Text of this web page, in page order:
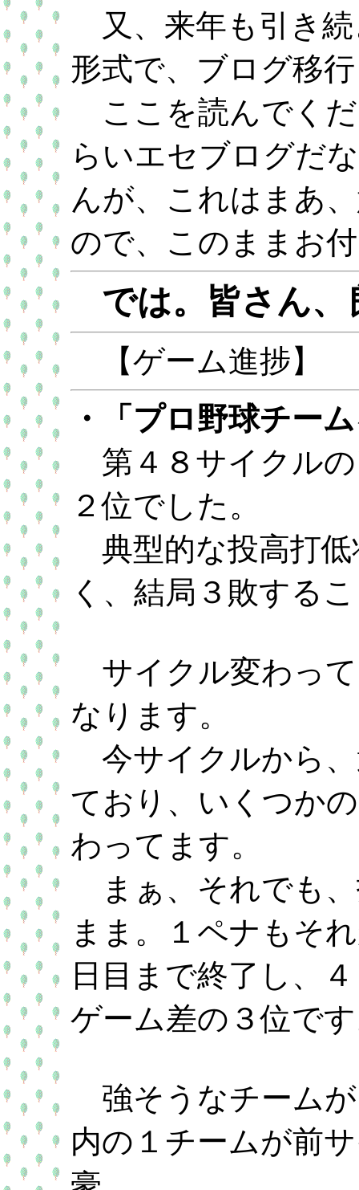
又、来年も引き
形式で、ブログ移
ここを読んでく
らいエセブログだ
んが、これはまあ
ので、このままお
では。皆さん、
【ゲーム進捗】
・「プロ野球チー
第４８サイクルの
２位でした。
典型的な投高打低
く、結局３敗する
サイクル変わっ
なります。
今サイクルから
ており、いくつか
わってます。
まぁ、それでも
まま。１ペナもそ
日目まで終了し、
ゲーム差の３位で
強そうなチーム
内の１チームが前